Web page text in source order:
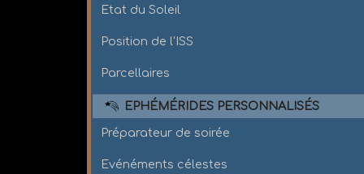
Etat du Soleil
Position de l'ISS
Parcellaires
EPHÉMÉRIDES PERSONNALISÉS
Préparateur de soirée
Evénéments célestes